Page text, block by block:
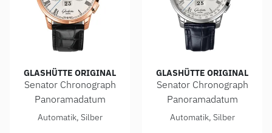
GLASHÜTTE ORIGINAL
Senator Chronograph
Panoramadatum
Glashütte Original Senator Chronograph
Automatik, Silber
GLASHÜTTE ORIGINAL
Senator Chronograph
Panoramadatum
Glashütte Original Senator
Automatik, Silber